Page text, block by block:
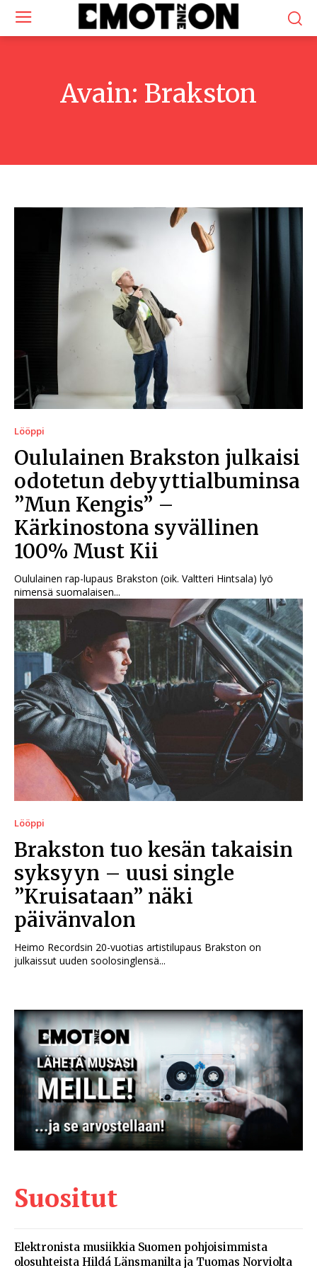
Avain: Brakston
Lööppi
Oululainen Brakston julkaisi
odotetun debyyttialbuminsa
”Mun Kengis” –
Kärkinostona syvällinen
100% Must Kii
Oululainen rap-lupaus Brakston (oik. Valtteri Hintsala) lyö
nimensä suomalaisen...
Lööppi
Brakston tuo kesän takaisin
syksyyn – uusi single
”Kruisataan” näki
päivänvalon
Heimo Recordsin 20-vuotias artistilupaus Brakston on
julkaissut uuden soolosinglensä...
Suositut
Elektronista musiikkia Suomen pohjoisimmista
olosuhteista Hildá Länsmanilta ja Tuomas Norviolta